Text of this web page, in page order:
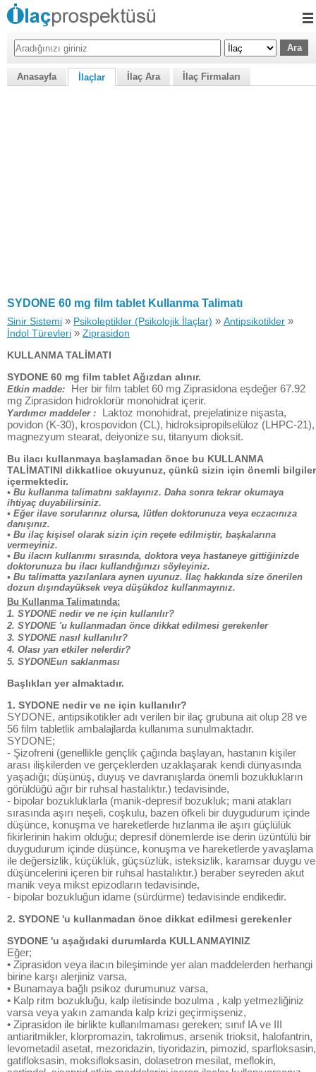
Anasayfa İlaçlar İlaç Ara İlaç Firmaları
SYDONE 60 mg film tablet Kullanma Talimatı
Sinir Sistemi » Psikoleptikler (Psikolojik İlaçlar) » Antipsikotikler »
İndol Türevleri » Ziprasidon
KULLANMA TALİMATI
SYDONE 60 mg film tablet Ağızdan alınır.
Etkin madde:
Her bir film tablet 60 mg Ziprasidona eşdeğer 67.92
mg Ziprasidon hidroklorür monohidrat içerir.
Yardımcı maddeler :
Laktoz monohidrat, prejelatinize nişasta,
povidon (K-30), krospovidon (CL), hidroksipropilselüloz (LHPC-21),
magnezyum stearat, deiyonize su, titanyum dioksit.
Bu ilacı kullanmaya başlamadan önce bu KULLANMA
TALİMATINI dikkatlice okuyunuz, çünkü sizin için önemli bilgiler
içermektedir.
• Bu kullanma talimatını saklayınız. Daha sonra tekrar okumaya
ihtiyaç duyabilirsiniz.
• Eğer ilave sorularınız olursa, lütfen doktorunuza veya eczacınıza
danışınız.
• Bu ilaç kişisel olarak sizin için reçete edilmiştir, başkalarına
vermeyiniz.
• Bu ilacın kullanımı sırasında, doktora veya hastaneye gittiğinizde
doktorunuza bu ilacı kullandığınızı söyleyiniz.
• Bu talimatta yazılanlara aynen uyunuz. İlaç hakkında size önerilen
dozun dışındayüksek veya düşükdoz kullanmayınız.
Bu Kullanma Talimatında:
1. SYDONE nedir ve ne için kullanılır?
2. SYDONE 'u kullanmadan önce dikkat edilmesi gerekenler
3. SYDONE nasıl kullanılır?
4. Olası yan etkiler nelerdir?
5. SYDONEun saklanması
Başlıkları yer almaktadır.
1. SYDONE nedir ve ne için kullanılır?
SYDONE, antipsikotikler adı verilen bir ilaç grubuna ait olup 28 ve
56 film tabletlik ambalajlarda kullanıma sunulmaktadır.
SYDONE;
- Şizofreni (genellikle gençlik çağında başlayan, hastanın kişiler
arası ilişkilerden ve gerçeklerden uzaklaşarak kendi dünyasında
yaşadığı; düşünüş, duyuş ve davranışlarda önemli bozuklukların
görüldüğü ağır bir ruhsal hastalıktır.) tedavisinde,
- bipolar bozukluklarla (manik-depresif bozukluk; mani atakları
sırasında aşırı neşeli, coşkulu, bazen öfkeli bir duygudurum içinde
düşünce, konuşma ve hareketlerde hızlanma ile aşırı güçlülük
fikirlerinin hakim olduğu; depresif dönemlerde ise derin üzüntülü bir
duygudurum içinde düşünce, konuşma ve hareketlerde yavaşlama
ile değersizlik, küçüklük, güçsüzlük, isteksizlik, karamsar duygu ve
düşüncelerini içeren bir ruhsal hastalıktır.) beraber seyreden akut
manik veya mikst epizodların tedavisinde,
- bipolar bozukluğun idame (sürdürme) tedavisinde endikedir.
2. SYDONE 'u kullanmadan önce dikkat edilmesi gerekenler
SYDONE 'u aşağıdaki durumlarda KULLANMAYINIZ
Eğer;
• Ziprasidon veya ilacın bileşiminde yer alan maddelerden herhangi
birine karşı alerjiniz varsa,
• Bunamaya bağlı psikoz durumunuz varsa,
• Kalp ritm bozukluğu, kalp iletisinde bozulma , kalp yetmezliğiniz
varsa veya yakın zamanda kalp krizi geçirmişseniz,
• Ziprasidon ile birlikte kullanılmaması gereken; sınıf IA ve III
antiaritmikler, klorpromazin, takrolimus, arsenik trioksit, halofantrin,
levometadil asetat, mezoridazin, tiyoridazin, pimozid, sparfloksasin,
gatifloksasin, moksifloksasin, dolasetron mesilat, meflokin,